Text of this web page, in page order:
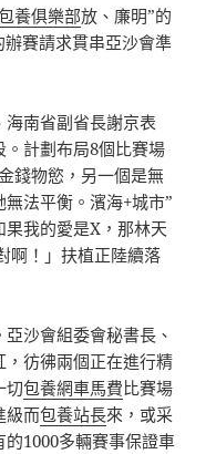
養俱樂部放、廉明”的
賽請求貫串亞沙會準
南省副省長謝京表
計劃布局8個比賽場
錢物慾，另一個是無
法平衡。濱海+城市”
果我的愛是X，那林天
啊！」扶植正陸續落
沙會組委會秘書長、
彷彿兩個正在進行精
切包養網車馬費比賽場
級而包養站長來，或采
1000多輛賽事保證車